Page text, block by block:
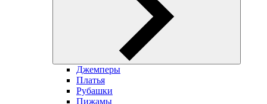
Джемперы
Платья
Рубашки
Пижамы